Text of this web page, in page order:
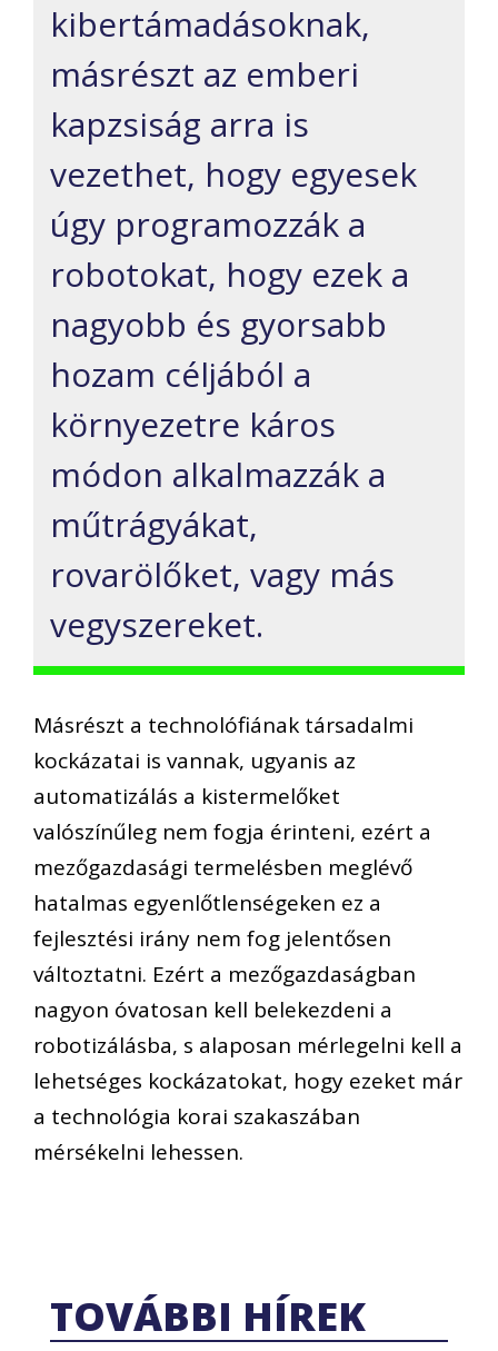
kibertámadásoknak,
másrészt az emberi
kapzsiság arra is
vezethet, hogy egyesek
úgy programozzák a
robotokat, hogy ezek a
nagyobb és gyorsabb
hozam céljából a
környezetre káros
módon alkalmazzák a
műtrágyákat,
rovarölőket, vagy más
vegyszereket.
Másrészt a technolófiának társadalmi
kockázatai is vannak, ugyanis az
automatizálás a kistermelőket
valószínűleg nem fogja érinteni, ezért a
mezőgazdasági termelésben meglévő
hatalmas egyenlőtlenségeken ez a
fejlesztési irány nem fog jelentősen
változtatni. Ezért a mezőgazdaságban
nagyon óvatosan kell belekezdeni a
robotizálásba, s alaposan mérlegelni kell a
lehetséges kockázatokat, hogy ezeket már
a technológia korai szakaszában
mérsékelni lehessen.
TOVÁBBI HÍREK